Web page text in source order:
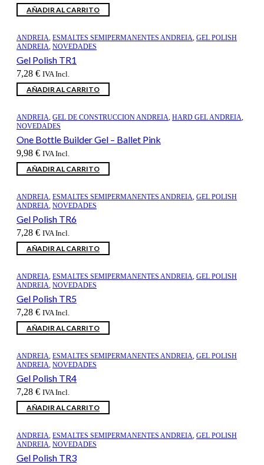
AÑADIR AL CARRITO
ANDREIA, ESMALTES SEMIPERMANENTES ANDREIA, GEL POLISH
ANDREIA, NOVEDADES
Gel Polish TR1
7,28 € IVA Incl.
AÑADIR AL CARRITO
ANDREIA, GEL DE CONSTRUCCION ANDREIA, HARD GEL ANDREIA,
NOVEDADES
One Bottle Builder Gel – Ballet Pink
9,98 € IVA Incl.
AÑADIR AL CARRITO
ANDREIA, ESMALTES SEMIPERMANENTES ANDREIA, GEL POLISH
ANDREIA, NOVEDADES
Gel Polish TR6
7,28 € IVA Incl.
AÑADIR AL CARRITO
ANDREIA, ESMALTES SEMIPERMANENTES ANDREIA, GEL POLISH
ANDREIA, NOVEDADES
Gel Polish TR5
7,28 € IVA Incl.
AÑADIR AL CARRITO
ANDREIA, ESMALTES SEMIPERMANENTES ANDREIA, GEL POLISH
ANDREIA, NOVEDADES
Gel Polish TR4
7,28 € IVA Incl.
AÑADIR AL CARRITO
ANDREIA, ESMALTES SEMIPERMANENTES ANDREIA, GEL POLISH
ANDREIA, NOVEDADES
Gel Polish TR3